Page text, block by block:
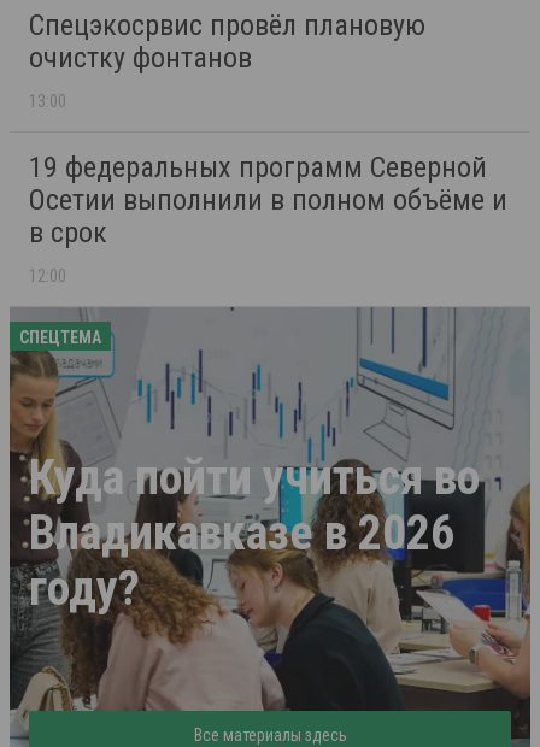
Спецэкосрвис провёл плановую
очистку фонтанов
13:00
19 федеральных программ Северной
Осетии выполнили в полном объёме и
в срок
12:00
СПЕЦТЕМА
Куда пойти учиться во
Владикавказе в 2026
году?
Все материалы здесь